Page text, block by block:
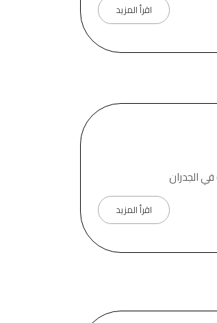
اقرأ المزيد
الجدران
اقرأ المزيد